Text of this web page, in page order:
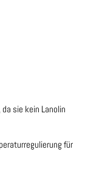
sie kein Lanolin
für